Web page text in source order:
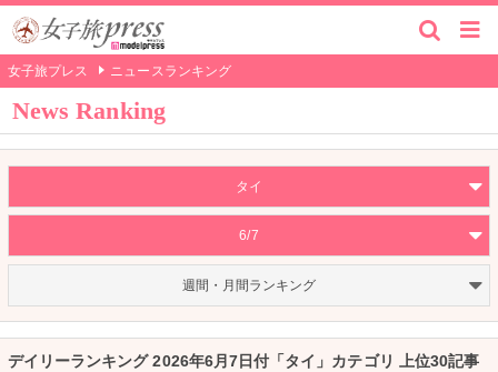
女子旅プレス ニュースランキング
News Ranking
タイ
6/7
週間・月間ランキング
デイリーランキング 2026年6月7日付「タイ」カテゴリ 上位30記事